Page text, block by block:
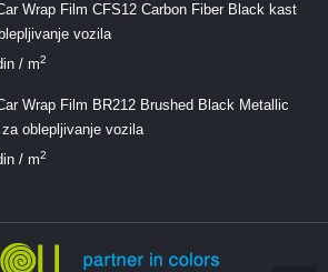
Wrap Film CFS12 Carbon Fiber Black kast
vozila
/ m2
Wrap Film BR212 Brushed Black Metallic
oblepljivanje vozila
/ m2